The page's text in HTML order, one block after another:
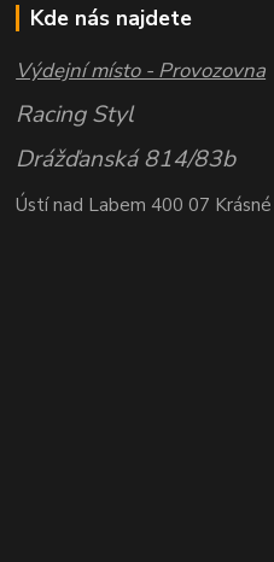
Kde nás najdete
Výdejní místo - Provozovna
Racing Styl
Drážďanská 814/83b
Ústí nad Labem 400 07